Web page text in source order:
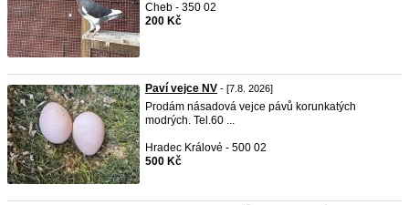
Cheb - 350 02
200 Kč
Paví vejce NV - [7.8. 2026]
Prodám násadová vejce pávů korunkatých
modrých. Tel.60 ...
Hradec Králové - 500 02
500 Kč